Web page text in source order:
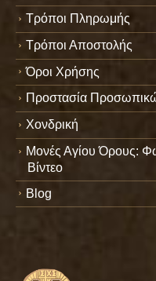
Τρόποι Πληρωμής
Τρόποι Αποστολής
Όροι Χρήσης
Προστασία
Χονδρική
Μονές Αγίου Όρους:
Βίντεο
Blog